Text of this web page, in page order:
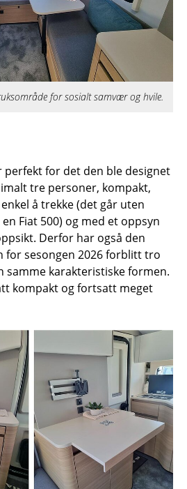
for sosialt samvær og hvile.
for det den ble designet
tre personer, kompakt,
å trekke (det går uten
Fiat 500) og med et oppsyn
Derfor har også den
for sesongen 2026 forblitt tro
samme karakteristiske formen.
kompakt og fortsatt meget